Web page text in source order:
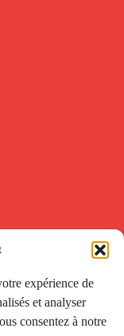
expérience de
et analyser
consentez à notre